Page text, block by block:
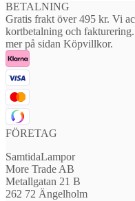
BETALNING
Gratis frakt över 495 kr. Vi
kortbetalning och
mer på sidan Köpvillkor.
FÖRETAG
SamtidaLampor
More Trade AB
Metallgatan 21 B
262 72 Ängelholm